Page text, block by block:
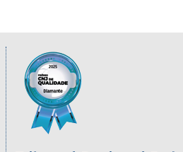
Informações úteis sobre
Imagem